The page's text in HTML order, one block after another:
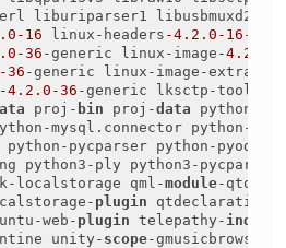
liburiparser1 libusbmuxd2
.0 -16 linux-headers -4.2 .0 -16 -
.0 -36 -generic linux-image -4.2
-36 -generic linux-image-extra
-4.2 .0 -36 -generic lksctp-tools
proj- bin proj-data python-
mysql.connector python-
python-pycparser python-
python3-ply python3-pycparser
localstorage qml-module-
plugin
web-plugin telepathy-
unity- scope-gmusicbrowser